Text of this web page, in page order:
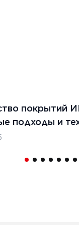
покрытий
подходы и